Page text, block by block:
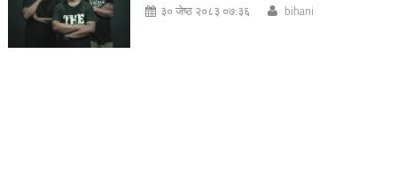
३० जेष्ठ २०८३ ०७:३६ bihani